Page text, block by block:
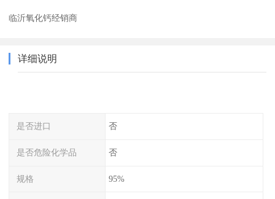
临沂氧化钙经销商
详细说明
是否进口 否
是否危险化学品 否
规格 95%